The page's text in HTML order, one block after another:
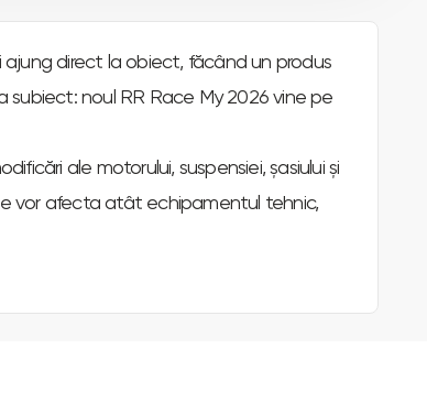
ajung direct la obiect, făcând un produs
noul RR Race My 2026 vine pe
ale motorului, suspensiei, șasiului și
vor afecta atât echipamentul tehnic,